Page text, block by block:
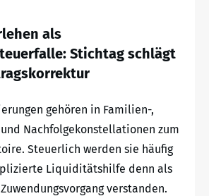
als
Stichtag schlägt
gehören in Familien-,
Nachfolgekonstellationen zum
Steuerlich werden sie häufig
Liquiditätshilfe denn als
verstanden.